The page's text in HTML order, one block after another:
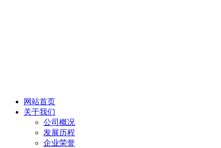
网站首页
关于我们
公司概况
发展历程
企业荣誉